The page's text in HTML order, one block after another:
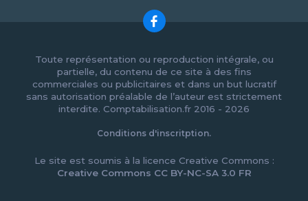
Toute représentation ou reproduction intégrale, ou
partielle, du contenu de ce site à des fins
commerciales ou publicitaires et dans un but lucratif
sans autorisation préalable de l’auteur est strictement
interdite. Comptabilisation.fr 2016 - 2026
Conditions d'inscritption.
Le site est soumis à la licence Creative Commons :
Creative Commons CC BY-NC-SA 3.0 FR